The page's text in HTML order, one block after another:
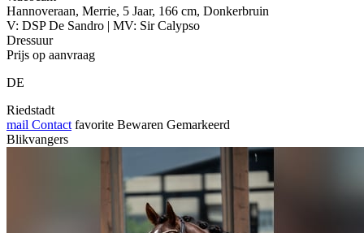
Hannoveraan, Merrie, 5 Jaar, 166 cm, Donkerbruin
V: DSP De Sandro | MV: Sir Calypso
Dressuur
Prijs op aanvraag
DE
Riedstadt
mail Contact favorite Bewaren Gemarkeerd
Blikvangers